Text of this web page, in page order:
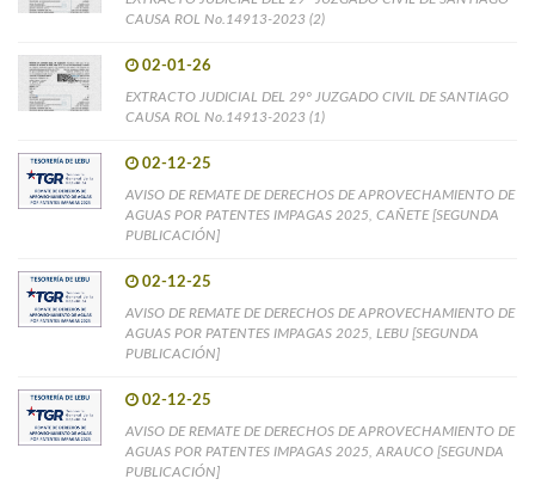
CAUSA ROL No.14913-2023 (2)
02-01-26
EXTRACTO JUDICIAL DEL 29° JUZGADO CIVIL DE SANTIAGO
CAUSA ROL No.14913-2023 (1)
02-12-25
AVISO DE REMATE DE DERECHOS DE APROVECHAMIENTO DE
AGUAS POR PATENTES IMPAGAS 2025, CAÑETE [SEGUNDA
PUBLICACIÓN]
02-12-25
AVISO DE REMATE DE DERECHOS DE APROVECHAMIENTO DE
AGUAS POR PATENTES IMPAGAS 2025, LEBU [SEGUNDA
PUBLICACIÓN]
02-12-25
AVISO DE REMATE DE DERECHOS DE APROVECHAMIENTO DE
AGUAS POR PATENTES IMPAGAS 2025, ARAUCO [SEGUNDA
PUBLICACIÓN]